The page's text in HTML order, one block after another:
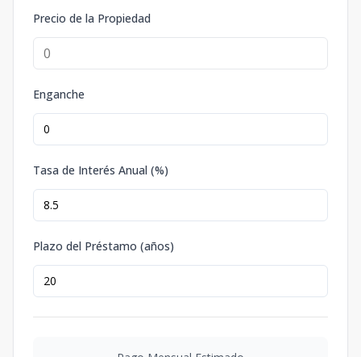
Precio de la Propiedad
Enganche
Tasa de Interés Anual (%)
Plazo del Préstamo (años)